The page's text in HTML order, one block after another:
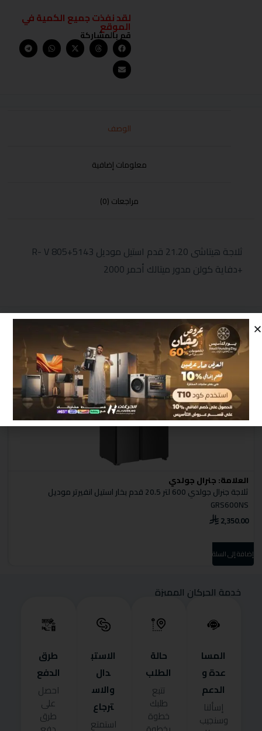
لقد نفذت جميع الكمية في
الموقع
قم بالمشاركة
الوصف
معلومات إضافية
مراجعات (0)
ثلاجة هيتاشى 21.20 قدم استيل موديل R- V 805+5143
+دفاية كولن مدور ميتالك أحمر 2000
منتجات مشابهة
العلامة:جنرال جولدي
ثلاجة جنرال جولدي 600 لتر 20.5 قدم بخار استيل انفيرتر موديل
GRS600NS
2,350.00
إضافة إلى السلة
خدمة الحركان المميزة
المسا
عدة و
الدعم
إسألنا
وسنجيب
حالة
الطلب
تتبع
طلبك
خطوة
الاستب
دال
والاس
ترجاع
استمتع
طرق
الدفع
احصل
على
طرق